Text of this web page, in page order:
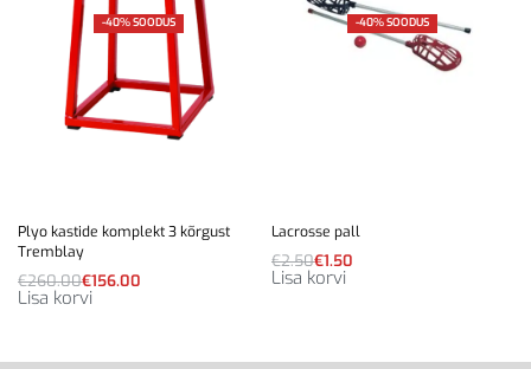
-40% SOODUS
Plyo kastide komplekt 3 kõrgust
Tremblay
€260.00€156.00
Lisa korvi
-40% SOODUS
Lacrosse pall
€2.50€1.50
Lisa korvi